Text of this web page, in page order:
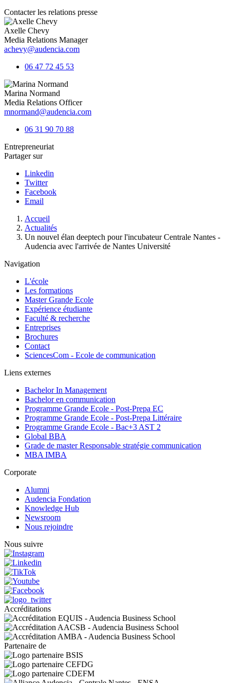
Contacter les relations presse
Axelle Chevy
Media Relations Manager
achevy@audencia.com
06 47 72 45 53
Marina Normand
Media Relations Officer
mnormand@audencia.com
06 31 90 70 88
Entrepreneuriat
Partager sur
Linkedin
Twitter
Facebook
Email
d'Ariane
Accueil
Actualités
Un nouvel élan deeptech pour l'incubateur Centrale Nantes -
Audencia avec l'arrivée de Nantes Université
Navigation
L'école
Les formations
Master Grande Ecole
Expérience étudiante
Faculté & recherche
Entreprises
Brochures
Contact
SciencesCom - Ecole de communication
Liens externes
Bachelor In Management
Bachelor en communication
Programme Grande Ecole - Post-Prepa EC
Programme Grande Ecole - Post-Prepa Littéraire
Programme Grande Ecole - Bac+3 AST 2
Global BBA
Grade de master Responsable stratégie communication
MBA IMBA
Corporate
Alumni
Audencia Fondation
Knowledge Hub
Newsroom
Nous rejoindre
Nous suivre
Accréditations
Partenaire de